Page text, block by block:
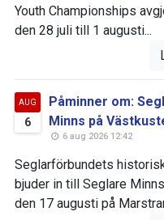
Youth Championships
den 28 juli till 1 augusti...
AUG
6
Påminner om:
Minns på
6 aug 2026 12:42
Seglarförbundets
bjuder in till Seglare
den 17 augusti på